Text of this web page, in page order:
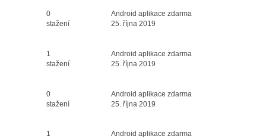
Průměr hodnocení
0
stažení
Android aplikace zdarma
25. října 2019
Průměr hodnocení
1
stažení
Android aplikace zdarma
25. října 2019
Průměr hodnocení
0
stažení
Android aplikace zdarma
25. října 2019
Průměr hodnocení
1
Android aplikace zdarma